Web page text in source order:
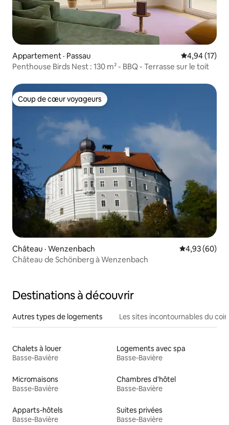
Appartement · Passau Note
4,94 (17)
Penthouse Birds Nest : 130 m² - BBQ - Terrasse sur le toit
Coup de cœur voyageurs
Coup de cœur voyageurs
Château · Wenzenbach Note
4,93 (60)
Château de Schönberg à Wenzenbach
Destinations à découvrir
Autres types de logements Les sites incontournables du coin
Chalets à louer
Basse-Bavière
Logements avec spa
Basse-Bavière
Micromaisons
Basse-Bavière
Chambres d'hôtel
Basse-Bavière
Apparts-hôtels
Basse-Bavière
Suites privées
Basse-Bavière